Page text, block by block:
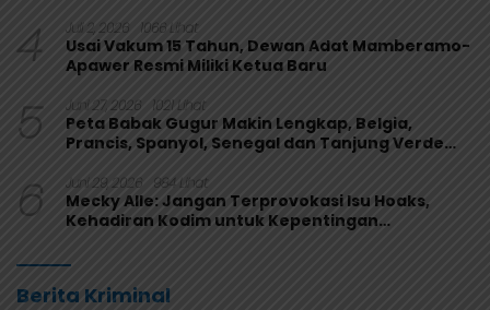
4 Juli 2, 2026 1066 Lihat
Usai Vakum 15 Tahun, Dewan Adat Mamberamo-
Apawer Resmi Miliki Ketua Baru
5 Juni 27, 2026 1021 Lihat
Peta Babak Gugur Makin Lengkap, Belgia,
Prancis, Spanyol, Senegal dan Tanjung Verde
6 Juni 29, 2026 984 Lihat
Mecky Alle: Jangan Terprovokasi Isu Hoaks,
Kehadiran Kodim untuk Kepentingan
Berita Kriminal